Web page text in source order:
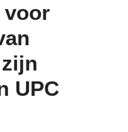
voor
UPC